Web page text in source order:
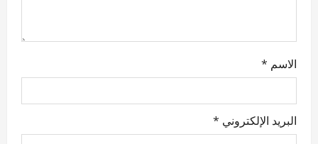
الاسم *
البريد الإلكتروني *